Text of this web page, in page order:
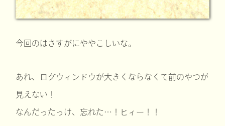
今回のはさすがにややこしいな。
あれ、ログウィンドウが大きくならなくて前のやつが
見えない！
なんだったっけ、忘れた…！ヒィー！！